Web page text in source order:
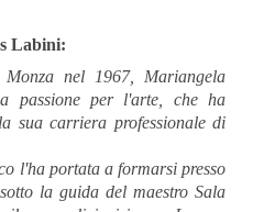
Labini:
nel 1967, Mariangela
passione per l'arte, che ha
sua carriera professionale di
l'ha portata a formarsi presso
la guida del maestro Sala